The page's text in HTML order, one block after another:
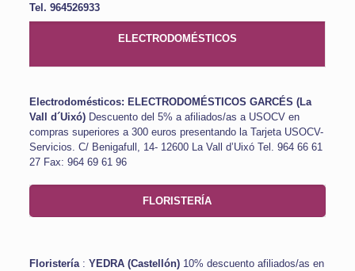
Tel. 964526933
ELECTRODOMÉSTICOS
Electrodomésticos: ELECTRODOMÉSTICOS GARCÉS (La
Vall d´Uixó) Descuento del 5% a afiliados/as a USOCV en
compras superiores a 300 euros presentando la Tarjeta USOCV-
Servicios. C/ Benigafull, 14- 12600 La Vall d’Uixó Tel. 964 66 61
27 Fax: 964 69 61 96
FLORISTERÍA
Floristería : YEDRA (Castellón)10% descuento afiliados/as en